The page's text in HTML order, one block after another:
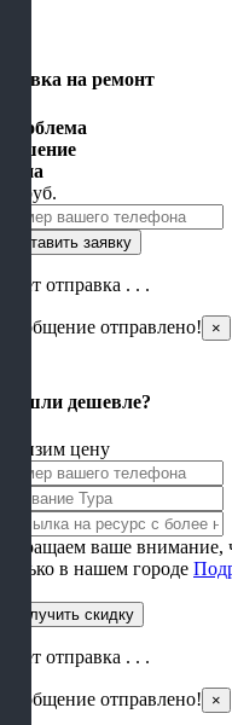
Заявка на ремонт
Проблема
Решение
Цена
руб.
Идет отправка . . .
Сообщение отправлено!
×
Нашли дешевле?
Снизим цену
Обращаем ваше внимание,
только в нашем городе
Идет отправка . . .
Сообщение отправлено!
×